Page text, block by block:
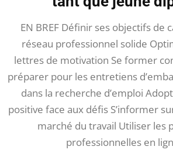
EN BREF Définir ses objectifs de
réseau professionnel solide
lettres de motivation Se former
préparer pour les entretiens
dans la recherche d’emploi
positive face aux défis S’informer
marché du travail Utiliser les
professionnelles en